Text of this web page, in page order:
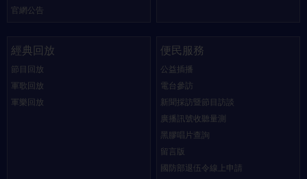
官網公告
經典回放
節目回放
軍歌回放
軍樂回放
便民服務
公益插播
電台參訪
新聞採訪暨節目訪談
廣播訊號收聽量測
黑膠唱片查詢
留言版
國防部退伍令線上申請